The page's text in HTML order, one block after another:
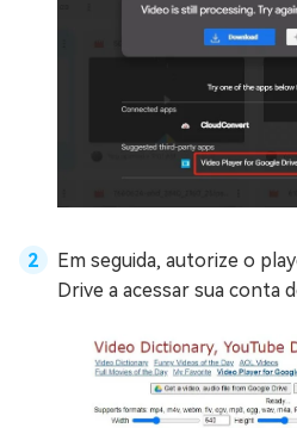
Em seguida, autorize o
Drive a acessar sua conta